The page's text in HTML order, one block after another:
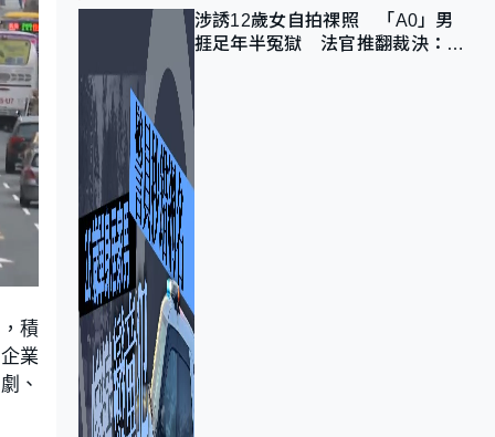
積
業
、
涉誘12歲女自拍祼照 「A0」男
捱足年半冤獄 法官推翻裁決：抄